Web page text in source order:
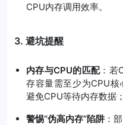
CPU内存调用效率。
3. 避坑提醒
内存与CPU的匹配：若
存容量需至少为CPU核
避免CPU等待内存数据；
警惕“伪高内存”陷阱 ：